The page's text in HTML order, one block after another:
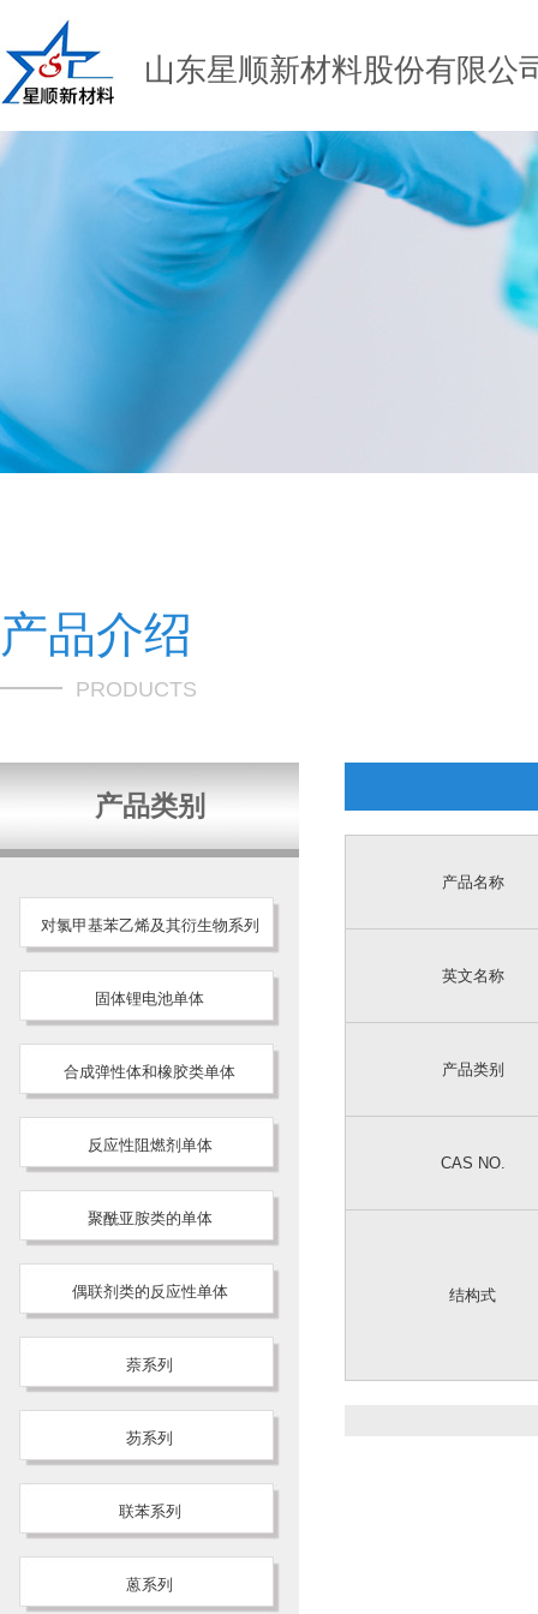
山东星顺新材料股份有限公
产品介绍
PRODUCTS
产品类别
对氯甲基苯乙烯及其衍生物系列
固体锂电池单体
合成弹性体和橡胶类单体
反应性阻燃剂单体
聚酰亚胺类的单体
偶联剂类的反应性单体
萘系列
芴系列
联苯系列
蒽系列
产品名称
英文名称
产品类别
CAS NO.
结构式